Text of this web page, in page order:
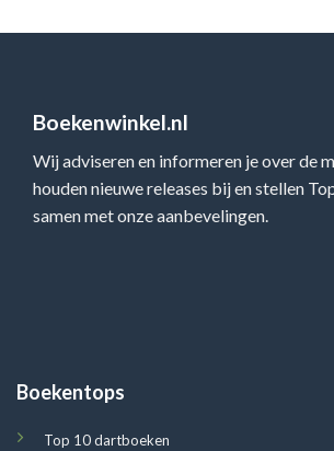
Boekenwinkel.nl
Wij adviseren en informeren je over de
houden nieuwe releases bij en stellen
samen met onze aanbevelingen.
Boekentops
Top 10 dartboeken